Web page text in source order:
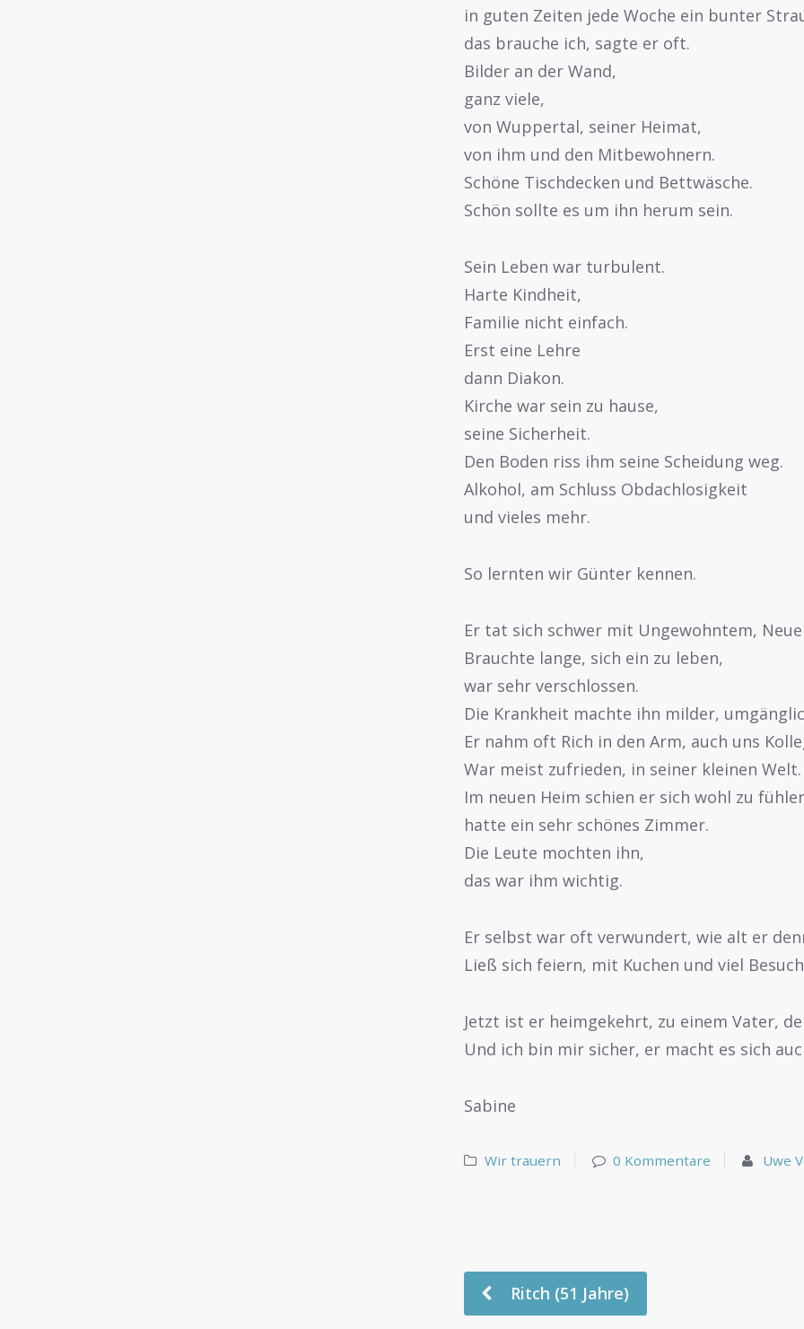
in guten Zeiten jede Woche ein bunter
das brauche ich, sagte er oft.
Bilder an der Wand,
ganz viele,
von Wuppertal, seiner Heimat,
von ihm und den Mitbewohnern.
Schöne Tischdecken und Bettwäsche.
Schön sollte es um ihn herum sein.
Sein Leben war turbulent.
Harte Kindheit,
Familie nicht einfach.
Erst eine Lehre
dann Diakon.
Kirche war sein zu hause,
seine Sicherheit.
Den Boden riss ihm seine Scheidung weg.
Alkohol, am Schluss Obdachlosigkeit
und vieles mehr.
So lernten wir Günter kennen.
Er tat sich schwer mit Ungewohntem,
Brauchte lange, sich ein zu leben,
war sehr verschlossen.
Die Krankheit machte ihn milder,
Er nahm oft Rich in den Arm, auch uns
War meist zufrieden, in seiner kleinen Welt.
Im neuen Heim schien er sich wohl zu
hatte ein sehr schönes Zimmer.
Die Leute mochten ihn,
das war ihm wichtig.
Er selbst war oft verwundert, wie alt er
Ließ sich feiern, mit Kuchen und viel
Jetzt ist er heimgekehrt, zu einem Vater,
Und ich bin mir sicher, er macht es sich
Sabine
Wir trauern 0 Kommentare Uwe
Ritch (51 Jahre)